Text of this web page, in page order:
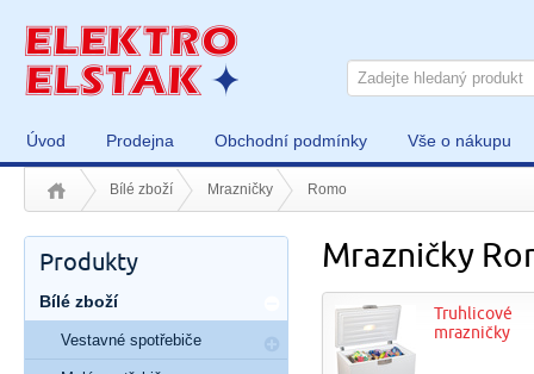
Úvod Prodejna Obchodní podmínky Vše o nákupu
Bílé zboží Mrazničky Romo
Mrazničky
Truhlicové
mrazničky
Produkty
Bílé zboží
Vestavné spotřebiče